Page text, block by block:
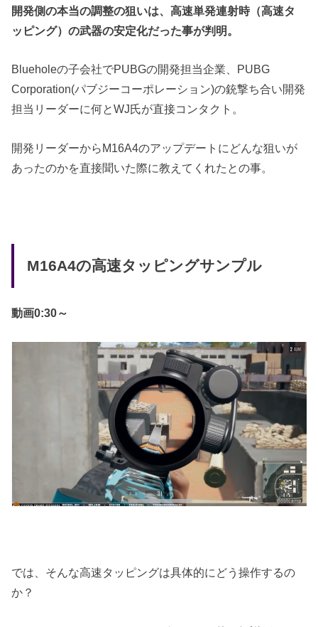
開発側の本当の調整の狙いは、高速単発連射時（高速タ
ッピング）の武器の安定化だった事が判明。
Blueholeの子会社でPUBGの開発担当企業、PUBG
Corporation(パブジーコーポレーション)の銃撃ち合い開発
担当リーダーに何とWJ氏が直接コンタクト。
開発リーダーからM16A4のアップデートにどんな狙いが
あったのかを直接聞いた際に教えてくれたとの事。
M16A4の高速タッピングサンプル
動画0:30～
では、そんな高速タッピングは具体的にどう操作するの
か？